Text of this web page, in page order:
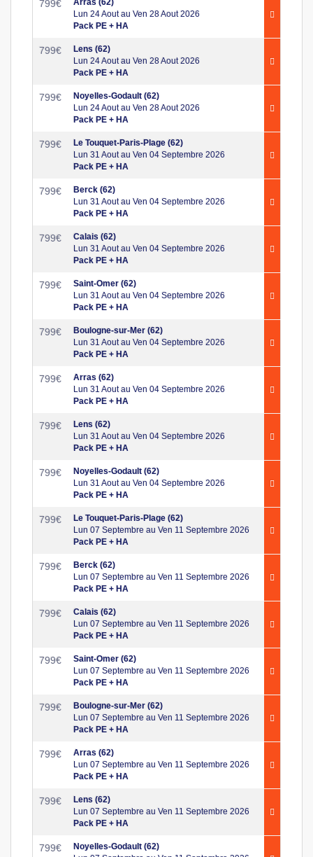
799€
Arras (62)
Lun 24 Aout au Ven 28 Aout 2026
Pack PE + HA
799€
Lens (62)
Lun 24 Aout au Ven 28 Aout 2026
Pack PE + HA
799€
Noyelles-Godault (62)
Lun 24 Aout au Ven 28 Aout 2026
Pack PE + HA
799€
Le Touquet-Paris-Plage (62)
Lun 31 Aout au Ven 04 Septembre 2026
Pack PE + HA
799€
Berck (62)
Lun 31 Aout au Ven 04 Septembre 2026
Pack PE + HA
799€
Calais (62)
Lun 31 Aout au Ven 04 Septembre 2026
Pack PE + HA
799€
Saint-Omer (62)
Lun 31 Aout au Ven 04 Septembre 2026
Pack PE + HA
799€
Boulogne-sur-Mer (62)
Lun 31 Aout au Ven 04 Septembre 2026
Pack PE + HA
799€
Arras (62)
Lun 31 Aout au Ven 04 Septembre 2026
Pack PE + HA
799€
Lens (62)
Lun 31 Aout au Ven 04 Septembre 2026
Pack PE + HA
799€
Noyelles-Godault (62)
Lun 31 Aout au Ven 04 Septembre 2026
Pack PE + HA
799€
Le Touquet-Paris-Plage (62)
Lun 07 Septembre au Ven 11 Septembre 2026
Pack PE + HA
799€
Berck (62)
Lun 07 Septembre au Ven 11 Septembre 2026
Pack PE + HA
799€
Calais (62)
Lun 07 Septembre au Ven 11 Septembre 2026
Pack PE + HA
799€
Saint-Omer (62)
Lun 07 Septembre au Ven 11 Septembre 2026
Pack PE + HA
799€
Boulogne-sur-Mer (62)
Lun 07 Septembre au Ven 11 Septembre 2026
Pack PE + HA
799€
Arras (62)
Lun 07 Septembre au Ven 11 Septembre 2026
Pack PE + HA
799€
Lens (62)
Lun 07 Septembre au Ven 11 Septembre 2026
Pack PE + HA
799€
Noyelles-Godault (62)